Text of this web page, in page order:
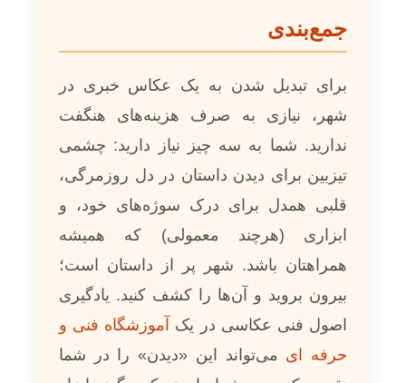
جمع‌بندی
برای تبدیل شدن به یک عکاس خبری در
شهر، نیازی به صرف هزینه‌های هنگفت
ندارید. شما به سه چیز نیاز دارید: چشمی
تیزبین برای دیدن داستان در دل روزمرگی،
قلبی همدل برای درک سوژه‌های خود، و
ابزاری (هرچند معمولی) که همیشه
همراهتان باشد. شهر پر از داستان است؛
بیرون بروید و آن‌ها را کشف کنید. یادگیری
اصول فنی عکاسی در یک
آموزشگاه فنی و
حرفه ای می‌تواند این «دیدن» را در شما